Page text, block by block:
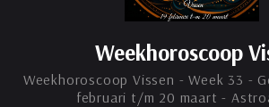
Weekhoroscoop
Weekhoroscoop Vissen - Week 33 -
februari t/m 20 maart -